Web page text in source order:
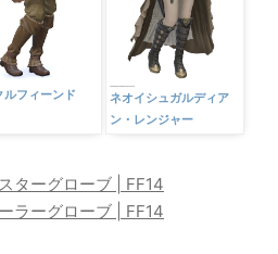
ルフィーンド
ネオイシュガルディア
ン・レンジャー
ターグローブ | FF14
ラーグローブ | FF14